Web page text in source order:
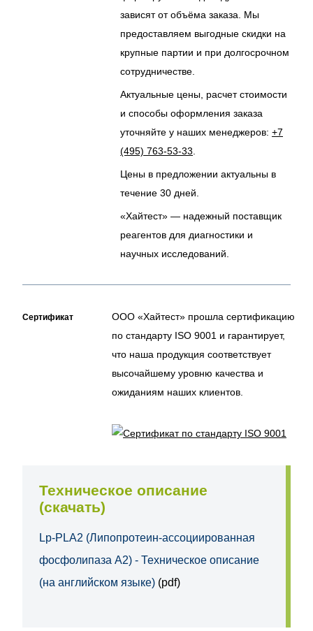
зависят от объёма заказа. Мы
предоставляем выгодные скидки на
крупные партии и при долгосрочном
сотрудничестве.
Актуальные цены, расчет стоимости
и способы оформления заказа
уточняйте у наших менеджеров: +7
(495) 763-53-33
Цены в предложении актуальны в
течение 30 дней.
«Хайтест» — надежный поставщик
реагентов для диагностики и
научных исследований.
Сертификат
ООО «Хайтест» прошла сертификацию
по стандарту ISO 9001 и гарантирует,
что наша продукция соответствует
высочайшему уровню качества и
ожиданиям наших клиентов.
Техническое описание
(скачать)
Lp-PLA2 (Липопротеин-ассоциированная
фосфолипаза A2) - Техническое описание
(на английском языке) (pdf)